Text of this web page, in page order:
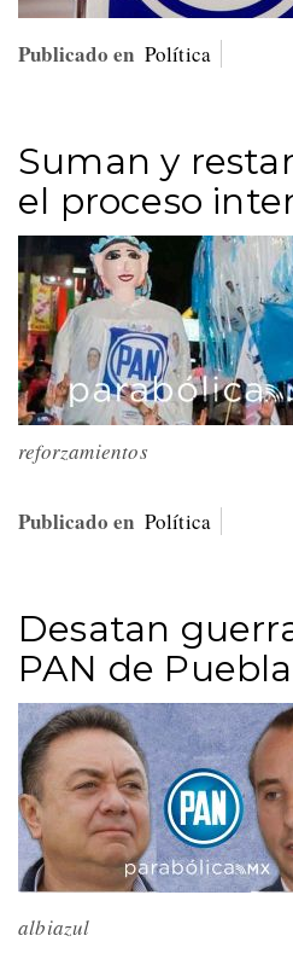
Publicado en Política
Suman y
el proceso
reforzamientos
Publicado en Política
Desatan
PAN de Puebla
albiazul